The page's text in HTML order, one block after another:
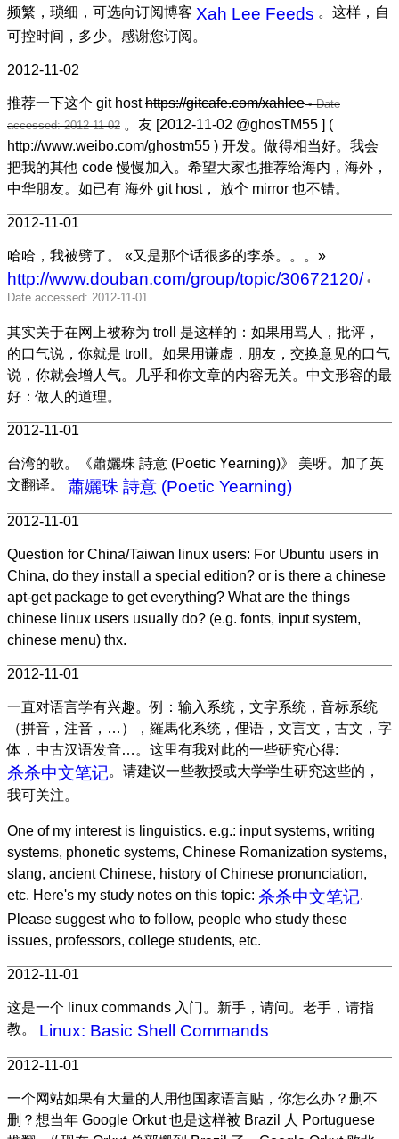
频繁，琐细，可选向订阅博客 Xah Lee Feeds 。这样，自
可控时间，多少。感谢您订阅。
2012-11-02
推荐一下这个 git hosthttps://gitcafe.com/xahlee
。友 [2012-11-02 @ghosTM55 ] (
http://www.weibo.com/ghostm55 ) 开发。做得相当好。我会
把我的其他 code 慢慢加入。希望大家也推荐给海内，海外，
中华朋友。如已有 海外 git host， 放个 mirror 也不错。
2012-11-01
哈哈，我被劈了。 «又是那个话很多的李杀。。。»
http://www.douban.com/group/topic/30672120/
其实关于在网上被称为 troll 是这样的：如果用骂人，批评，
的口气说，你就是 troll。如果用谦虚，朋友，交换意见的口气
说，你就会增人气。几乎和你文章的内容无关。中文形容的最
好：做人的道理。
2012-11-01
台湾的歌。《蕭孋珠 詩意 (Poetic Yearning)》 美呀。加了英
文翻译。 蕭孋珠 詩意 (Poetic Yearning)
2012-11-01
Question for China/Taiwan linux users: For Ubuntu users in
China, do they install a special edition? or is there a chinese
apt-get package to get everything? What are the things
chinese linux users usually do? (e.g. fonts, input system,
chinese menu) thx.
2012-11-01
一直对语言学有兴趣。例：输入系统，文字系统，音标系统
（拼音，注音，…），羅馬化系统，俚语，文言文，古文，字
体，中古汉语发音…。这里有我对此的一些研究心得:
杀杀中文笔记。请建议一些教授或大学学生研究这些的，
我可关注。
One of my interest is linguistics. e.g.: input systems, writing
systems, phonetic systems, Chinese Romanization systems,
slang, ancient Chinese, history of Chinese pronunciation,
etc. Here's my study notes on this topic: 杀杀中文笔记.
Please suggest who to follow, people who study these
issues, professors, college students, etc.
2012-11-01
这是一个 linux commands 入门。新手，请问。老手，请指
教。 Linux: Basic Shell Commands
2012-11-01
一个网站如果有大量的人用他国家语言贴，你怎么办？删不
删？想当年 Google Orkut 也是这样被 Brazil 人 Portuguese